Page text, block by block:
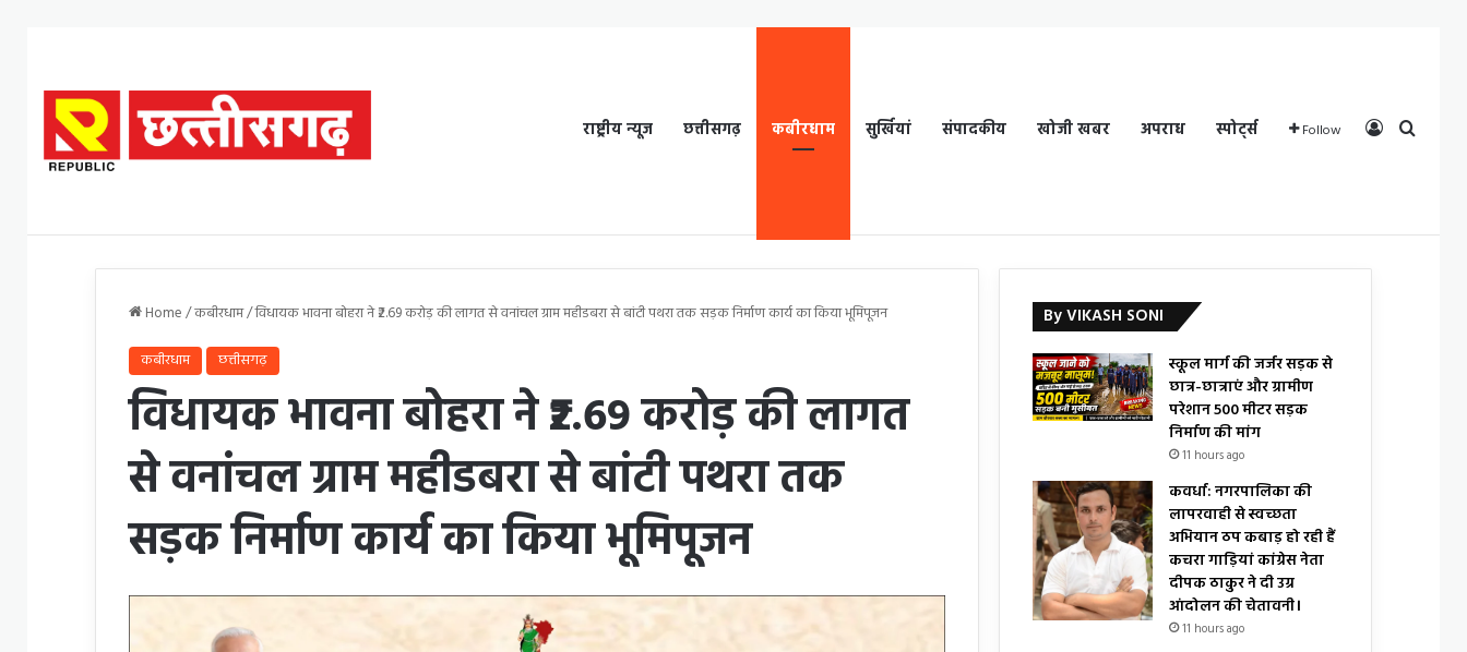
राष्ट्रीय न्यूज छत्तीसगढ़ कबीरधाम सुर्खियां संपादकीय खोजी खबर अपराध स्पोर्ट्स Follow Log In
Home/कबीरधाम/विधायक भावना बोहरा ने ₹2.69 करोड़ की लागत से वनांचल ग्राम महीडबरा से बांटी पथरा तक सड़क निर्माण कार्य का किया भूमिपूजन
कबीरधाम छत्तीसगढ़
विधायक भावना बोहरा ने ₹2.69 करोड़ की लागत
से वनांचल ग्राम महीडबरा से बांटी पथरा तक
सड़क निर्माण कार्य का किया भूमिपूजन
By VIKASH SONI
स्कूल मार्ग की जर्जर सड़क से
छात्र-छात्राएं और ग्रामीण
परेशान 500 मीटर सड़क
निर्माण की मांग
11 hours ago
कवर्धा: नगरपालिका की
लापरवाही से स्वच्छता
अभियान ठप कबाड़ हो रही हैं
कचरा गाड़ियां कांग्रेस नेता
दीपक ठाकुर ने दी उग्र
आंदोलन की चेतावनी।
11 hours ago